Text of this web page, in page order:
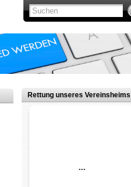
Rettung unseres Vereinsheims